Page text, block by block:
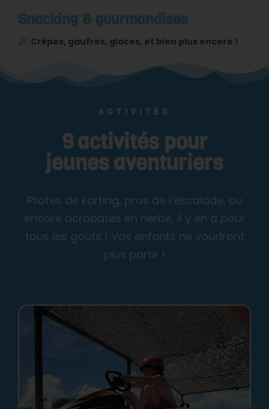
Snacking & gourmandises
Crêpes, gaufres, glaces, et bien plus encore !
ACTIVITÉS
9 activités pour
jeunes aventuriers
Pilotes de karting, pros de l’escalade, ou
encore acrobates en herbe, il y en a pour
tous les goûts ! Vos enfants ne voudront
plus partir !